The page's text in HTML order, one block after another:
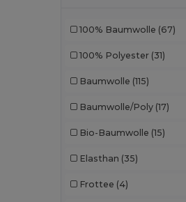
Ekston (10)
Elevate (25)
Elevate Essentials
Elevate Life (51)
Elevate NXT (46)
Estex (16)
Et si on l'appelait Francis
100% Baumwolle (67)
100% Polyester (31)
Baumwolle (115)
Baumwolle/Poly (17)
Bio-Baumwolle (15)
Elasthan (35)
Frottee (4)